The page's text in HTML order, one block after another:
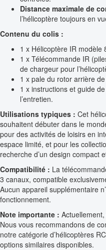
Distance maximale de
l’hélicoptère toujours en
Contenu du colis :
1 x Hélicoptère IR modèle
1 x Télécommande IR
de chargeur pour
1 x pale du rotor arrière
1 x instructions et guide
l’entretien.
Utilisations typiques : Cet
souhaitent débuter dans le
pour des activités de loisirs en
espace limité, et pour les
recherche d’un design compact
Compatibilité : La
3 canaux, compatible
Aucun appareil supplémentaire
fonctionnement.
Note importante :
Nous vous recommandons de
notre catégorie d’hélicoptères
options similaires disponibles.